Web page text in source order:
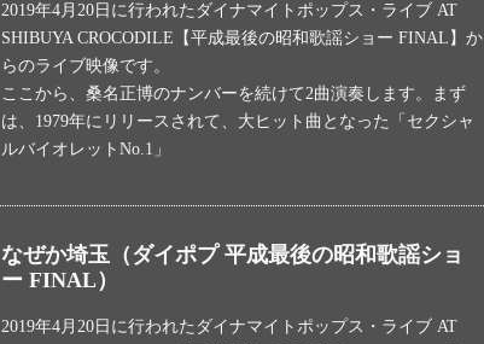
2019年4月20日に行われたダイナマイトポップス・ライブ AT
SHIBUYA CROCODILE【平成最後の昭和歌謡ショー FINAL】か
らのライブ映像です。
ここから、桑名正博のナンバーを続けて2曲演奏します。まず
は、1979年にリリースされて、大ヒット曲となった「セクシャ
ルバイオレットNo.1」
なぜか埼玉（ダイポプ 平成最後の昭和歌謡ショ
ー FINAL）
2019年4月20日に行われたダイナマイトポップス・ライブ AT